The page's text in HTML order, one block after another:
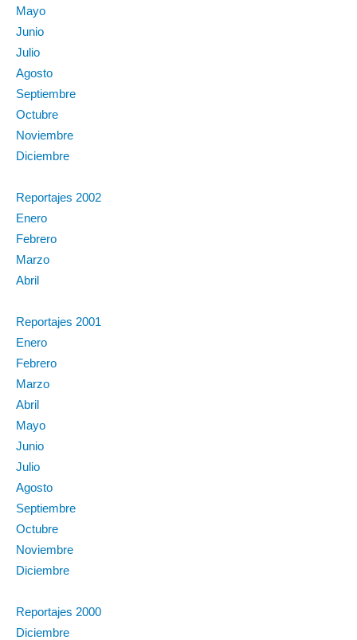
Mayo
Junio
Julio
Agosto
Septiembre
Octubre
Noviembre
Diciembre
Reportajes 2002
Enero
Febrero
Marzo
Abril
Reportajes 2001
Enero
Febrero
Marzo
Abril
Mayo
Junio
Julio
Agosto
Septiembre
Octubre
Noviembre
Diciembre
Reportajes 2000
Diciembre